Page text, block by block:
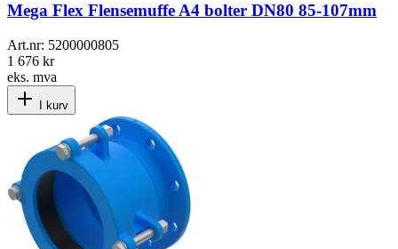
Mega Flex Flensemuffe A4 bolter DN80 85-107mm
Art.nr: 5200000805
1 676 kr
eks. mva
I kurv